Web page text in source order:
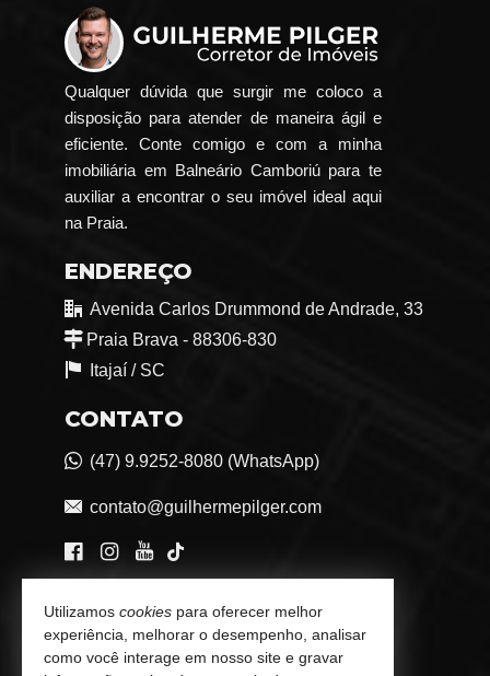
Qualquer dúvida que surgir me coloco a
disposição para atender de maneira ágil e
eficiente. Conte comigo e com a minha
imobiliária em Balneário Camboriú para te
auxiliar a encontrar o seu imóvel ideal aqui
na Praia.
ENDEREÇO
Avenida Carlos Drummond de Andrade, 33
Praia Brava - 88306-830
Itajaí / SC
CONTATO
(47) 9.9252-8080 (WhatsApp)
contato@guilhermepilger.com
VEJA MAIS
Consultoria Imobiliária Personalizada
Utilizamos cookies para oferecer melhor
experiência, melhorar o desempenho, analisar
como você interage em nosso site e gravar